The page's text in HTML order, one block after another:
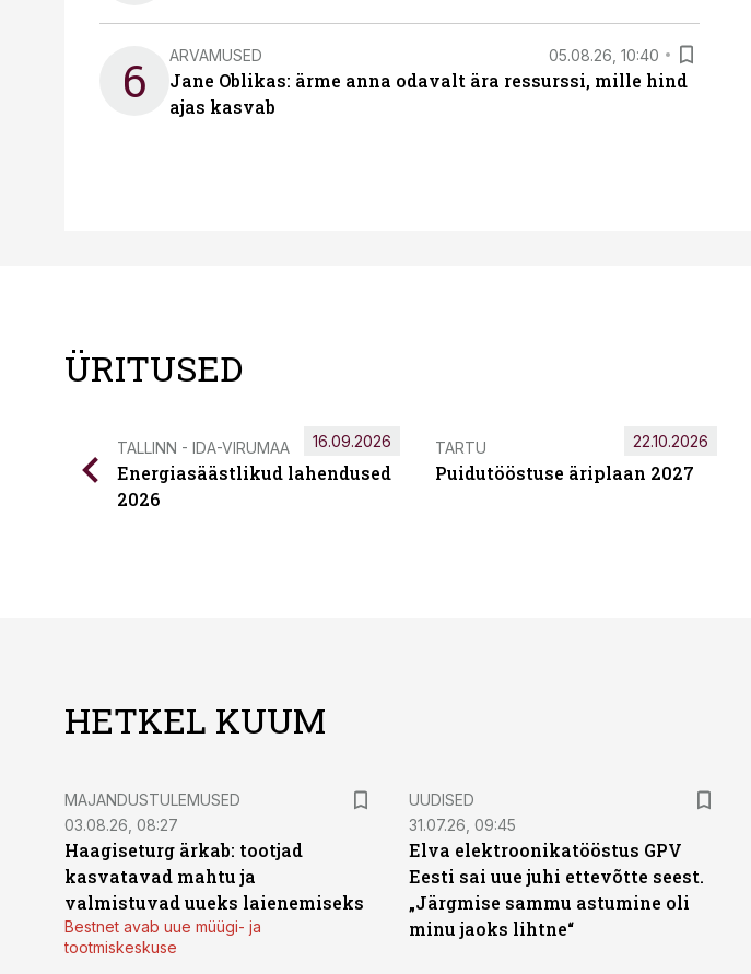
6 ARVAMUSED 05.08.26, 10:40
Jane Oblikas: ärme anna odavalt ära ressurssi, mille hind
ajas kasvab
ÜRITUSED
TALLINN - IDA-VIRUMAA
Energiasäästlikud lahendused
2026
16.09.2026 TARTU
Puidutööstuse äriplaan 2027
22.10.2026
HETKEL KUUM
MAJANDUSTULEMUSED
03.08.26, 08:27
Haagiseturg ärkab: tootjad
kasvatavad mahtu ja
valmistuvad uueks laienemiseks
Bestnet avab uue müügi- ja
tootmiskeskuse
UUDISED
31.07.26, 09:45
Elva elektroonikatööstus GPV
Eesti sai uue juhi ettevõtte seest.
„Järgmise sammu astumine oli
minu jaoks lihtne“